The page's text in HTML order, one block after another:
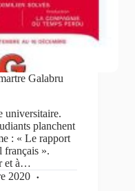
Galabru
universitaire.
planchent
: « Le rapport
français ».
et à…
2020